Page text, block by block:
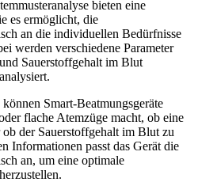
bieten eine
es ermöglicht, die
an die individuellen Bedürfnisse
werden verschiedene Parameter
Sauerstoffgehalt im Blut
Smart-Beatmungsgeräte
flache Atemzüge macht, ob eine
der Sauerstoffgehalt im Blut zu
Informationen passt das Gerät die
an, um eine optimale